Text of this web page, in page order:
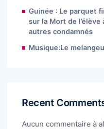
Guinée : Le parquet
sur la Mort de
autres condamnés
Musique:Le
Recent
Aucun commentaire à